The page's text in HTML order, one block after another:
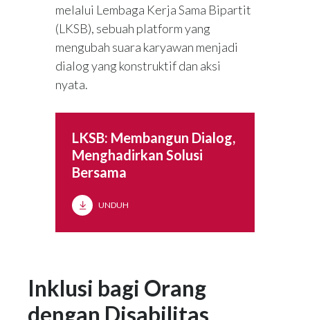
melalui Lembaga Kerja Sama Bipartit
(LKSB), sebuah platform yang
mengubah suara karyawan menjadi
dialog yang konstruktif dan aksi
nyata.
LKSB: Membangun Dialog,
Menghadirkan Solusi
Bersama
UNDUH
Inklusi bagi Orang
dengan Disabilitas